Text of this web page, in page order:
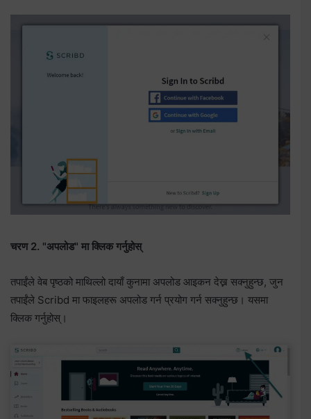
चरण 2. "अपलोड" मा क्लिक गर्नुहोस्
तपाईंले वेब पृष्ठको माथिल्लो दायाँ कुनामा अपलोड आइकन देख्न सक्नुहुन्छ, जुन
तपाईंले Scribd मा फाइलहरू अपलोड गर्न प्रयोग गर्न सक्नुहुन्छ। यसमा
क्लिक गर्नुहोस्।